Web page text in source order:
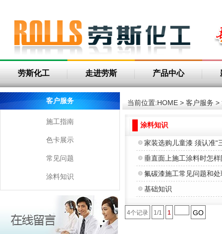
劳斯化工 走进劳斯 产品中心
客户服务
施工指南
色卡展示
常见问题
涂料知识
当前位置:HOME > 客户服务 >
涂料知识
家装选购儿童漆 须认准“
垂直面上施工涂料时怎
氟碳漆施工常见问题和
基础知识
4个记录 1/1 1 GO